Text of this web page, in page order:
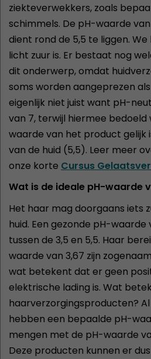
ziekteverwekkers, zoals
schimmels. De pH-waarde
dient rond de 5,5 te liggen.
licht zuur is. Er bestaat nog
dit onderwerp, omdat
soms worden aangeprezen
eigenlijk niet juist want pH-
van 7, terwijl hiermee
waarde van het product gelijk
van de huid (5,5). Leer meer
onze korte Cursus
Wat is de ideale pH-waarde
Het haar mag doorgaans iets
huid. Een gezonde pH-
tussen de 3,5 en 5,5. Haar
waarde van 3,67 zijn
wat betekent dat er geen
elektrische lading is. Wat
haarverzorgingsproducten?
hebben een bepaalde pH-
mengen met de pH-waarde
Deze producten kunnen er